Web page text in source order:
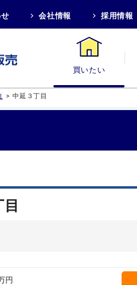
会社情報 採用情報
買いたい
> 中延３丁目
円